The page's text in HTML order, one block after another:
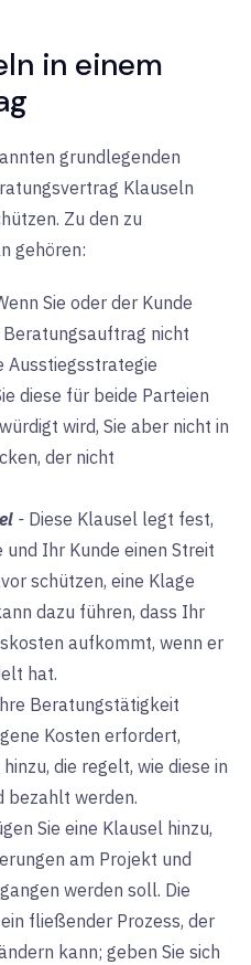
in einem
grundlegenden
Klauseln
Zu den zu
gehören:
Sie oder der Kunde
nicht
Ausstiegsstrategie
diese für beide Parteien
wird, Sie aber nicht in
der nicht
- Diese Klausel legt fest,
und Ihr Kunde einen Streit
schützen, eine Klage
dazu führen, dass Ihr
aufkommt, wenn er
hat.
Beratungstätigkeit
Kosten erfordert,
die regelt, wie diese in
bezahlt werden.
Sie eine Klausel hinzu,
am Projekt und
werden soll. Die
fließender Prozess, der
kann; geben Sie sich